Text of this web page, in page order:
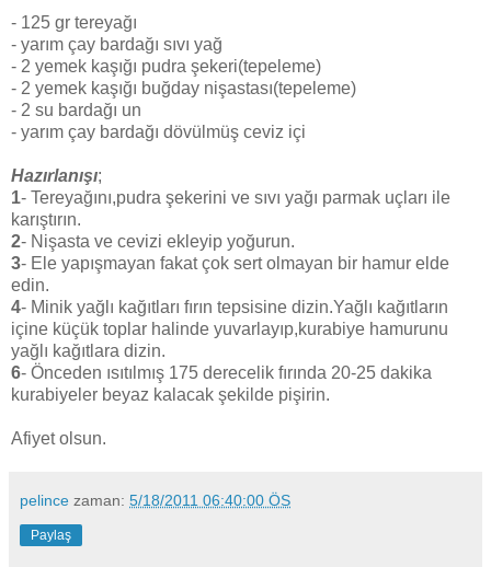
- 125 gr tereyağı
- yarım çay bardağı sıvı yağ
- 2 yemek kaşığı pudra şekeri(tepeleme)
- 2 yemek kaşığı buğday nişastası(tepeleme)
- 2 su bardağı un
- yarım çay bardağı dövülmüş ceviz içi
Hazırlanışı;
1- Tereyağını,pudra şekerini ve sıvı yağı parmak uçları ile
karıştırın.
2- Nişasta ve cevizi ekleyip yoğurun.
3- Ele yapışmayan fakat çok sert olmayan bir hamur elde
edin.
4- Minik yağlı kağıtları fırın tepsisine dizin.Yağlı kağıtların
içine küçük toplar halinde yuvarlayıp,kurabiye hamurunu
yağlı kağıtlara dizin.
6- Önceden ısıtılmış 175 derecelik fırında 20-25 dakika
kurabiyeler beyaz kalacak şekilde pişirin.
Afiyet olsun.
pelince zaman: 5/18/2011 06:40:00 ÖS
Paylaş